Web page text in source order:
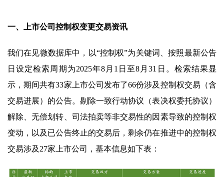
一、上市公司控制权变更交易资讯
我们在见微数据库中，以“控制权”为关键词、按照最新公告
日设定检索周期为2025年8月1日至8月31日。检索结果显
示，期间共有33家上市公司发布了66份涉及控制权交易（含
交易进展）的公告。剔除一致行动协议（表决权委托协议）
解除、无偿划转、司法拍卖等非交易性的因素导致的控制权
变动，以及已公告终止的交易后，剩余仍在推进中的控制权
交易涉及27家上市公司，基本信息如下表：